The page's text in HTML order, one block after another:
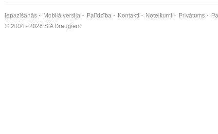
Iepazīšanās Mobilā versija Palīdzība Kontakti Noteikumi Privātums
© 2004 - 2026 SIA Draugiem